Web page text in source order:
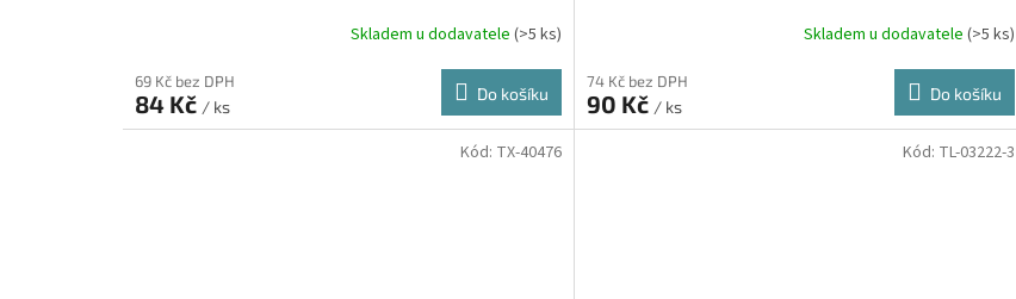
Skladem u dodavatele(>5 ks)
69 Kč bez DPH
84 Kč / ks
Do košíku
Skladem u dodavatele (>5 ks)
74 Kč bez DPH
90 Kč / ks
Do košíku
Kód: TX-40476 Kód: TL-03222-3